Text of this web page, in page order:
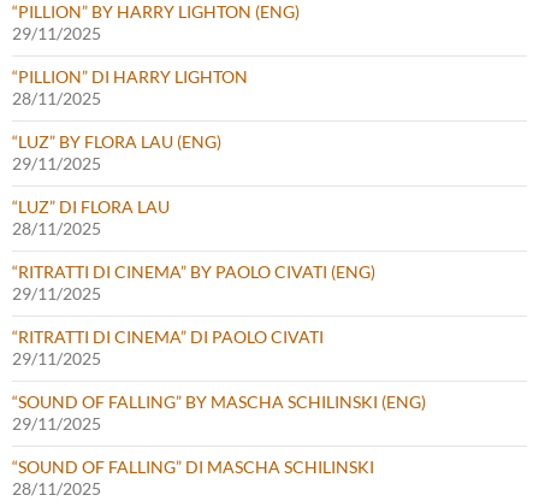
“PILLION” BY HARRY LIGHTON (ENG)
29/11/2025
“PILLION” DI HARRY LIGHTON
28/11/2025
“LUZ” BY FLORA LAU (ENG)
29/11/2025
“LUZ” DI FLORA LAU
28/11/2025
“RITRATTI DI CINEMA” BY PAOLO CIVATI (ENG)
29/11/2025
“RITRATTI DI CINEMA” DI PAOLO CIVATI
29/11/2025
“SOUND OF FALLING” BY MASCHA SCHILINSKI (ENG)
29/11/2025
“SOUND OF FALLING” DI MASCHA SCHILINSKI
28/11/2025